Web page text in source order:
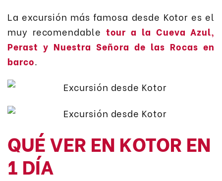
La excursión más famosa desde Kotor es el
muy recomendable tour a la Cueva Azul,
Perast y Nuestra Señora de las Rocas en
barco.
QUÉ VER EN KOTOR EN
1 DÍA